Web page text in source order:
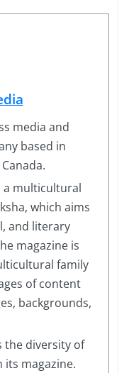
media and
based in
a multicultural
which aims
and literary
magazine is
family
of content
backgrounds,
the diversity of
magazine.